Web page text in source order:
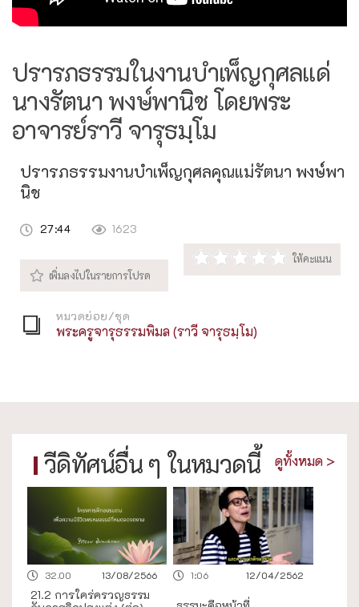
ปรารภธรรมในงานบำเพ็ญกุศลแด่
นางรัตนา พงษ์พานิช โดยพระ
อาจารย์ราวี จารุธมฺโม
ปรารภธรรมงานบำเพ็ญกุศลคุณแม่รัตนา พงษ์พา
นิช
27:44 1623
หมวดย่อย/ชุด
พระครูจารุธรรมพิมล (ราวี จารุธมฺโม)
วีดิทัศน์อื่น ๆ ในหมวดนี้
13/08/2566
32.00
21.2 การใคร่ครวญธรรม
12/04/2562
1:06
ดูทั้งหมด >